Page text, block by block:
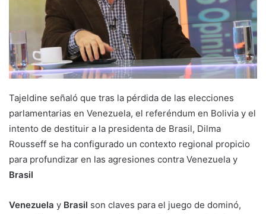
Tajeldine señaló que tras la pérdida de las elecciones
parlamentarias en Venezuela, el referéndum en Bolivia y el
intento de destituir a la presidenta de Brasil, Dilma
Rousseff se ha configurado un contexto regional propicio
para profundizar en las agresiones contra Venezuela y
Brasil
Venezuela y Brasil son claves para el juego de dominó,